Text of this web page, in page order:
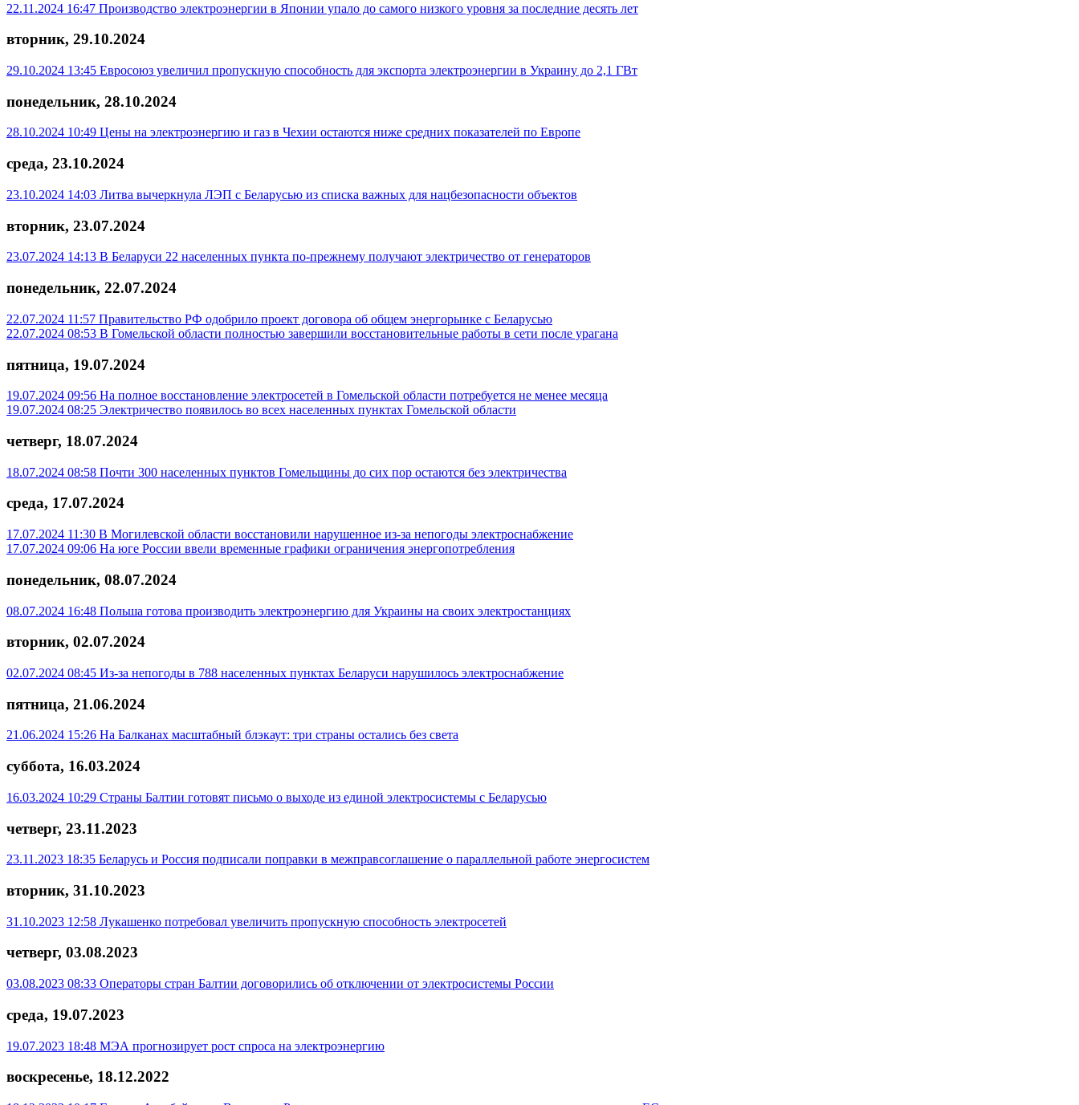
22.11.2024 16:47 Производство электроэнергии в Японии упало до самого низкого уровня за последние десять лет
вторник, 29.10.2024
29.10.2024 13:45 Евросоюз увеличил пропускную способность для экспорта электроэнергии в Украину до 2,1 ГВт
понедельник, 28.10.2024
28.10.2024 10:49 Цены на электроэнергию и газ в Чехии остаются ниже средних показателей по Европе
среда, 23.10.2024
23.10.2024 14:03 Литва вычеркнула ЛЭП с Беларусью из списка важных для нацбезопасности объектов
вторник, 23.07.2024
23.07.2024 14:13 В Беларуси 22 населенных пункта по-прежнему получают электричество от генераторов
понедельник, 22.07.2024
22.07.2024 11:57 Правительство РФ одобрило проект договора об общем энергорынке с Беларусью
22.07.2024 08:53 В Гомельской области полностью завершили восстановительные работы в сети после урагана
пятница, 19.07.2024
19.07.2024 09:56 На полное восстановление электросетей в Гомельской области потребуется не менее месяца
19.07.2024 08:25 Электричество появилось во всех населенных пунктах Гомельской области
четверг, 18.07.2024
18.07.2024 08:58 Почти 300 населенных пунктов Гомельщины до сих пор остаются без электричества
среда, 17.07.2024
17.07.2024 11:30 В Могилевской области восстановили нарушенное из-за непогоды электроснабжение
17.07.2024 09:06 На юге России ввели временные графики ограничения энергопотребления
понедельник, 08.07.2024
08.07.2024 16:48 Польша готова производить электроэнергию для Украины на своих электростанциях
вторник, 02.07.2024
02.07.2024 08:45 Из-за непогоды в 788 населенных пунктах Беларуси нарушилось электроснабжение
пятница, 21.06.2024
21.06.2024 15:26 На Балканах масштабный блэкаут: три страны остались без света
суббота, 16.03.2024
16.03.2024 10:29 Страны Балтии готовят письмо о выходе из единой электросистемы с Беларусью
четверг, 23.11.2023
23.11.2023 18:35 Беларусь и Россия подписали поправки в межправсоглашение о параллельной работе энергосистем
вторник, 31.10.2023
31.10.2023 12:58 Лукашенко потребовал увеличить пропускную способность электросетей
четверг, 03.08.2023
03.08.2023 08:33 Операторы стран Балтии договорились об отключении от электросистемы России
среда, 19.07.2023
19.07.2023 18:48 МЭА прогнозирует рост спроса на электроэнергию
воскресенье, 18.12.2022